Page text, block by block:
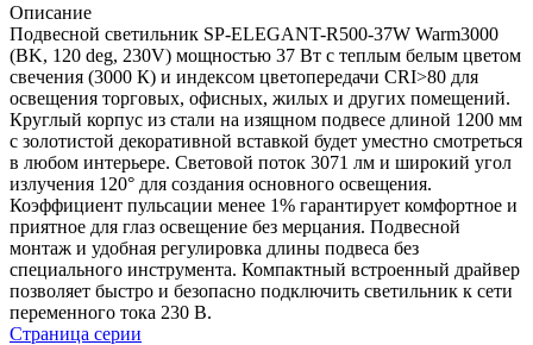
Описание
Подвесной светильник SP-ELEGANT-R500-37W Warm3000
(BK, 120 deg, 230V) мощностью 37 Вт с теплым белым цветом
свечения (3000 К) и индексом цветопередачи CRI>80 для
освещения торговых, офисных, жилых и других помещений.
Круглый корпус из стали на изящном подвесе длиной 1200 мм
с золотистой декоративной вставкой будет уместно смотреться
в любом интерьере. Световой поток 3071 лм и широкий угол
излучения 120° для создания основного освещения.
Коэффициент пульсации менее 1% гарантирует комфортное и
приятное для глаз освещение без мерцания. Подвесной
монтаж и удобная регулировка длины подвеса без
специального инструмента. Компактный встроенный драйвер
позволяет быстро и безопасно подключить светильник к сети
переменного тока 230 В.
Страница серии